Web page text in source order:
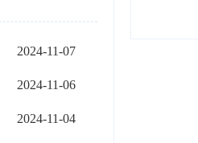
2024-11-07
2024-11-06
2024-11-04